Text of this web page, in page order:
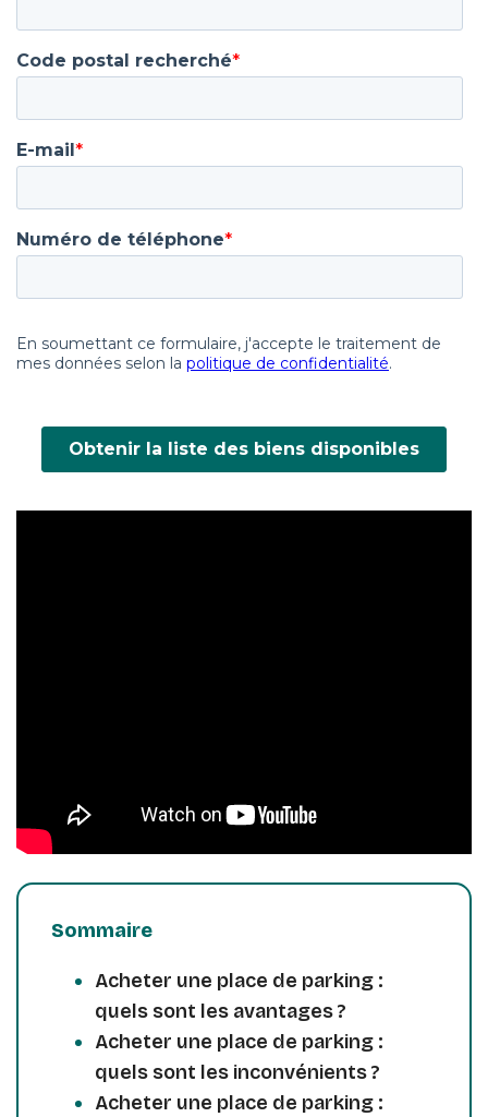
Sommaire
Acheter une place de parking :
quels sont les avantages ?
Acheter une place de parking :
quels sont les inconvénients ?
Acheter une place de parking :